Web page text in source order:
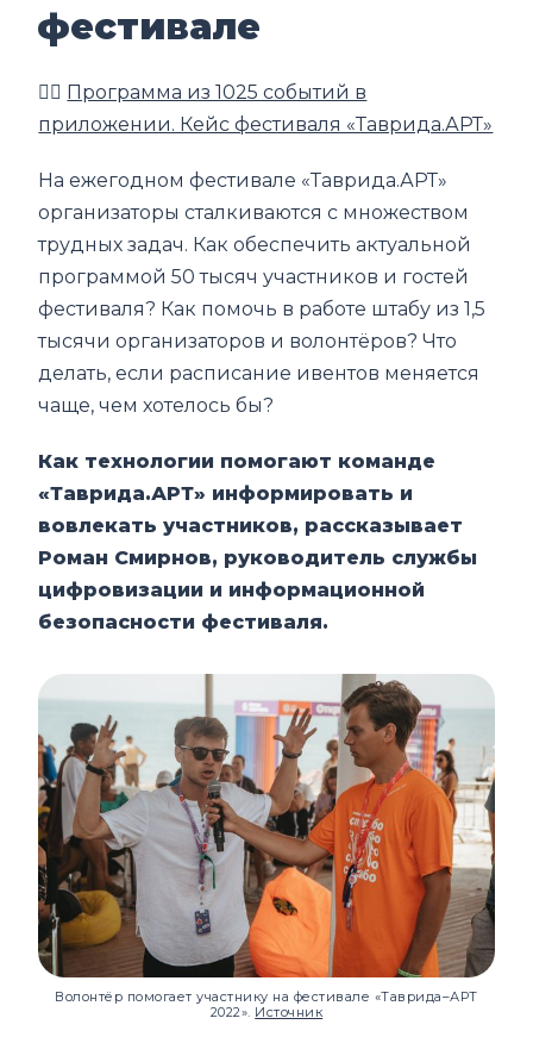
фестивале
👉🏼 Программа из 1025 событий в
приложении. Кейс фестиваля «Таврида.АРТ»
На ежегодном фестивале «Таврида.АРТ»
организаторы сталкиваются с множеством
трудных задач. Как обеспечить актуальной
программой 50 тысяч участников и гостей
фестиваля? Как помочь в работе штабу из 1,5
тысячи организаторов и волонтёров? Что
делать, если расписание ивентов меняется
чаще, чем хотелось бы?
Как технологии помогают команде
«Таврида.АРТ» информировать и
вовлекать участников, рассказывает
Роман Смирнов, руководитель службы
цифровизации и информационной
безопасности фестиваля.
Волонтёр помогает участнику на фестивале «Таврида–АРТ
2022». Источник